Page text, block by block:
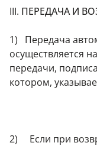
III. ПЕРЕДАЧА И
1) Передача
осуществляется
передачи,
котором,
2) Если при